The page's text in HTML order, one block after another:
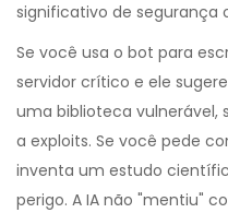
significativo de segurança
Se você usa o bot para
servidor crítico e ele
uma biblioteca vulnerável,
a exploits. Se você pede
inventa um estudo
perigo. A IA não "mentiu"